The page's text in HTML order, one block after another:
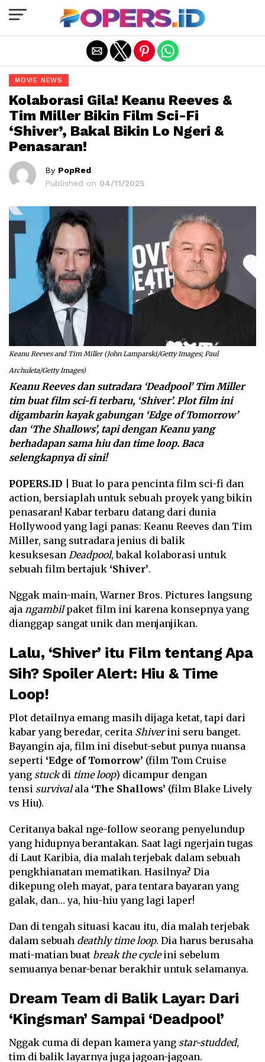
MOVIE NEWS
Kolaborasi Gila! Keanu Reeves &
Tim Miller Bikin Film Sci-Fi
‘Shiver’, Bakal Bikin Lo Ngeri &
Penasaran!
By PopRed
Published on 04/11/2025
Keanu Reeves and Tim Miller (John Lamparski/Getty Images; Paul
Archuleta/Getty Images)
Keanu Reeves dan sutradara ‘Deadpool’ Tim Miller
tim buat film sci-fi terbaru, ‘Shiver’. Plot film ini
digambarin kayak gabungan ‘Edge of Tomorrow’
dan ‘The Shallows’, tapi dengan Keanu yang
berhadapan sama hiu dan time loop. Baca
selengkapnya di sini!
POPERS.ID | Buat lo para pencinta film sci-fi dan
action, bersiaplah untuk sebuah proyek yang bikin
penasaran! Kabar terbaru datang dari dunia
Hollywood yang lagi panas: Keanu Reeves dan Tim
Miller, sang sutradara jenius di balik
kesuksesan Deadpool, bakal kolaborasi untuk
sebuah film bertajuk ‘Shiver’.
Nggak main-main, Warner Bros. Pictures langsung
aja ngambilpaket film ini karena konsepnya yang
dianggap sangat unik dan menjanjikan.
Lalu, ‘Shiver’ itu Film tentang Apa
Sih? Spoiler Alert: Hiu & Time
Loop!
Plot detailnya emang masih dijaga ketat, tapi dari
kabar yang beredar, cerita Shiverini seru banget.
Bayangin aja, film ini disebut-sebut punya nuansa
seperti ‘Edge of Tomorrow’ (film Tom Cruise
yang stuckdi time loop) dicampur dengan
tensi survivalala ‘The Shallows’ (film Blake Lively
vs Hiu).
Ceritanya bakal nge-follow seorang penyelundup
yang hidupnya berantakan. Saat lagi ngerjain tugas
di Laut Karibia, dia malah terjebak dalam sebuah
pengkhianatan mematikan. Hasilnya? Dia
dikepung oleh mayat, para tentara bayaran yang
galak, dan… ya, hiu-hiu yang lagi laper!
Dan di tengah situasi kacau itu, dia malah terjebak
dalam sebuah deathly time loop. Dia harus berusaha
mati-matian buat break the cycleini sebelum
semuanya benar-benar berakhir untuk selamanya.
Dream Team di Balik Layar: Dari
‘Kingsman’ Sampai ‘Deadpool’
Nggak cuma di depan kamera yang star-studded,
tim di balik layarnya juga jagoan-jagoan.
Exit mobile version